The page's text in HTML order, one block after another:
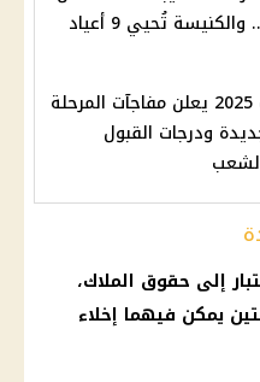
ويستمر 15 يومًا.. والكنيسة تُحيي 9 أعياد
تنسيق الجامعات 2025 يعلن مفاجآت المرحلة
ودرجات القبول
إلى حقوق الملاك،
يمكن فيهما إخلاء